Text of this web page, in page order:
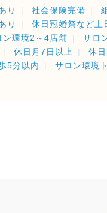
り 社会保険完備
り 休日冠婚祭など土
ン環境2～4店舗 サロ
休日月7日以上 休
5分以内 サロン環境